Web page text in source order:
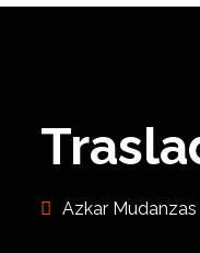
Azkar Mudanzas